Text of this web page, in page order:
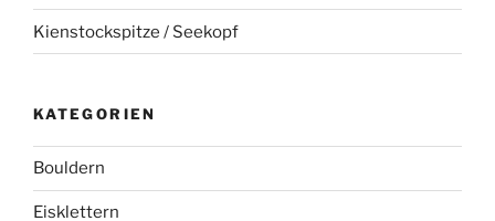
Kienstockspitze / Seekopf
KATEGORIEN
Bouldern
Eisklettern